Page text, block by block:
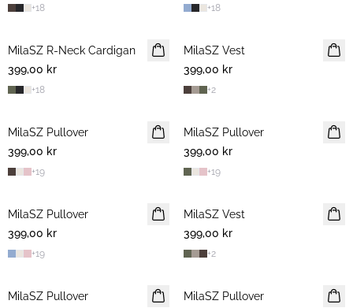
+18 +18
NYHET
MilaSZ R-Neck Cardigan
399,00 kr
+18
NYHET
MilaSZ Vest
399,00 kr
+2
NYHET
MilaSZ Pullover
399,00 kr
+19
NYHET
MilaSZ Pullover
399,00 kr
+19
NYHET
MilaSZ Pullover
399,00 kr
+19
NYHET
MilaSZ Vest
399,00 kr
+2
NYHET
MilaSZ Pullover
NYHET
MilaSZ Pullover